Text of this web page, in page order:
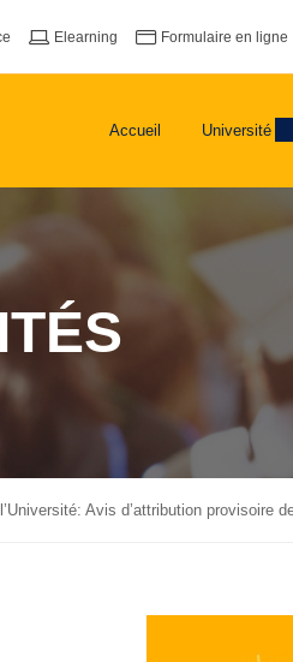
Elearning Formulaire en ligne
Accueil Université
Avis d’attribution provisoire